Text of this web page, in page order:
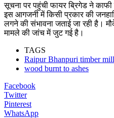
सूचना पर पहुंची फायर ब्रिगेड ने
इस आगजनी में किसी प्रकार की
लगने की संभावना जताई जा रही है।
मामले की जांच में जुट गई है।
TAGS
Raipur Bhanpuri timber
wood burnt to ashes
Facebook
Twitter
Pinterest
WhatsApp